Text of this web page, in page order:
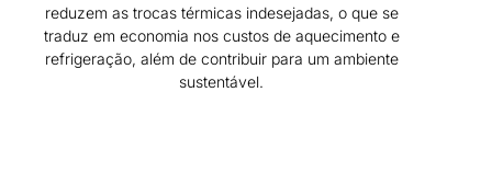
reduzem as trocas térmicas indesejadas, o que se
traduz em economia nos custos de aquecimento e
refrigeração, além de contribuir para um ambiente
sustentável.